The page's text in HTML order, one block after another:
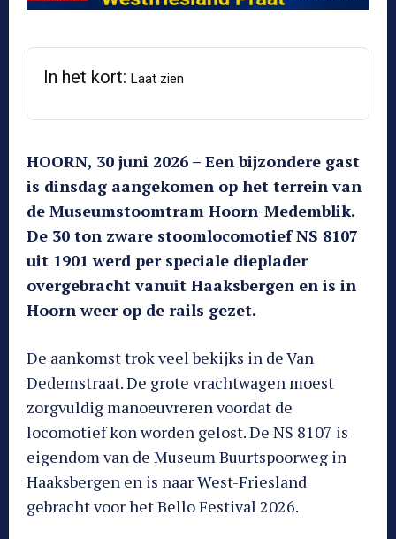
In het kort: Laat zien
HOORN, 30 juni 2026 – Een bijzondere gast
is dinsdag aangekomen op het terrein van
de Museumstoomtram Hoorn-Medemblik.
De 30 ton zware stoomlocomotief NS 8107
uit 1901 werd per speciale dieplader
overgebracht vanuit Haaksbergen en is in
Hoorn weer op de rails gezet.
De aankomst trok veel bekijks in de Van
Dedemstraat. De grote vrachtwagen moest
zorgvuldig manoeuvreren voordat de
locomotief kon worden gelost. De NS 8107 is
eigendom van de Museum Buurtspoorweg in
Haaksbergen en is naar West-Friesland
gebracht voor het Bello Festival 2026.